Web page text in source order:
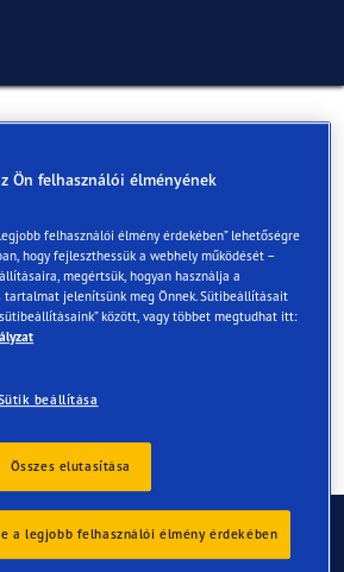
KFT.
elérhető szolgáltatások
Szolgáltatások
Ön felhasználói élményének
felhasználói élmény érdekében” lehetőségre
hogy fejleszthessük a webhely működését –
megértsük, hogyan használja a
tartalmat jelenítsünk meg Önnek. Sütibeállításait
között, vagy többet megtudhat itt:
beállítása
Összes elutasítása
a legjobb felhasználói élmény érdekében